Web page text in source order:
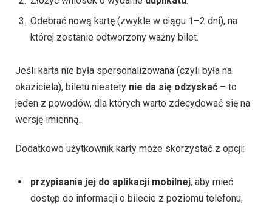
Odebrać nową kartę (zwykle w ciągu 1–2 dni), na
której zostanie odtworzony ważny bilet.
Jeśli karta nie była spersonalizowana (czyli była na
okaziciela), biletu niestety nie da się odzyskać – to
jeden z powodów, dla których warto zdecydować się na
wersję imienną.
Dodatkowo użytkownik karty może skorzystać z opcji:
przypisania jej do aplikacji mobilnej, aby mieć
dostęp do informacji o bilecie z poziomu telefonu,